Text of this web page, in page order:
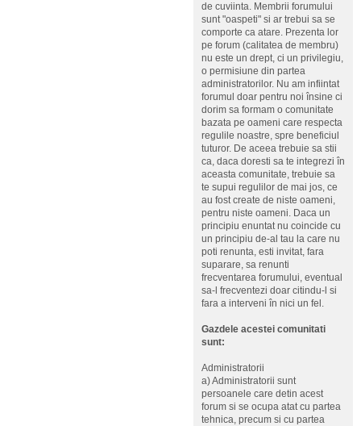
de cuviinta. Membrii forumului
sunt "oaspeti" si ar trebui sa se
comporte ca atare. Prezenta lor
pe forum (calitatea de membru)
nu este un drept, ci un privilegiu,
o permisiune din partea
administratorilor. Nu am infiintat
forumul doar pentru noi însine ci
dorim sa formam o comunitate
bazata pe oameni care respecta
regulile noastre, spre beneficiul
tuturor. De aceea trebuie sa stii
ca, daca doresti sa te integrezi în
aceasta comunitate, trebuie sa
te supui regulilor de mai jos, ce
au fost create de niste oameni,
pentru niste oameni. Daca un
principiu enuntat nu coincide cu
un principiu de-al tau la care nu
poti renunta, esti invitat, fara
suparare, sa renunti
frecventarea forumului, eventual
sa-l frecventezi doar citindu-l si
fara a interveni în nici un fel.
Gazdele acestei comunitati
sunt:
Administratorii
a) Administratorii sunt
persoanele care detin acest
forum si se ocupa atat cu partea
tehnica, precum si cu partea